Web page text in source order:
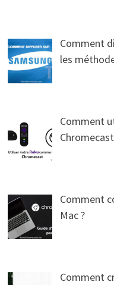
Comment
les
Comment
Chromecast
Comment
Mac ?
Comment